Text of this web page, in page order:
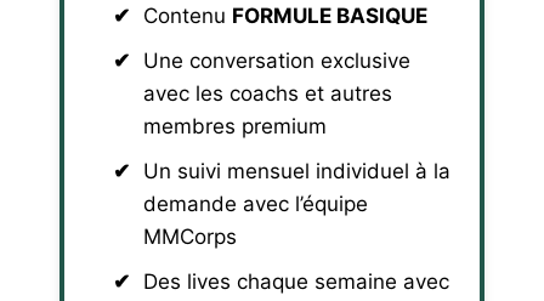
Contenu FORMULE BASIQUE
Une conversation exclusive
avec les coachs et autres
membres premium
Un suivi mensuel individuel à la
demande avec l’équipe
MMCorps
Des lives chaque semaine avec